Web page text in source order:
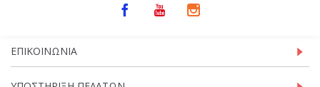
ΕΠΙΚΟΙΝΩΝΊΑ